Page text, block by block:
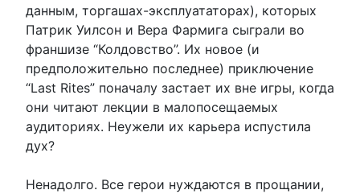
данным, торгашах-эксплуататорах), которых
Патрик Уилсон и Вера Фармига сыграли во
франшизе “Колдовство”. Их новое (и
предположительно последнее) приключение
“Last Rites” поначалу застает их вне игры, когда
они читают лекции в малопосещаемых
аудиториях. Неужели их карьера испустила
дух?
Ненадолго. Все герои нуждаются в прощании,